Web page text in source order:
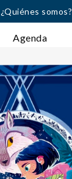
¿Quiénes somos?
Agenda